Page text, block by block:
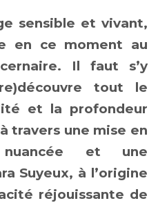
sensible et vivant,
en ce moment au
Il faut s’y
tout le
et la profondeur
travers une mise en
et une
Suyeux, à l’origine
réjouissante de